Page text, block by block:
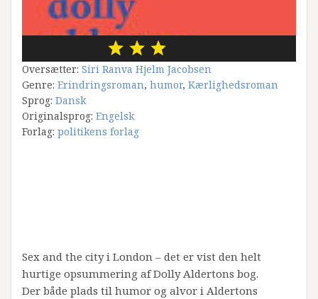
Oversætter: Siri Ranva Hjelm Jacobsen
Genre: Erindringsroman, humor, Kærlighedsroman
Sprog: Dansk
Originalsprog: Engelsk
Forlag: politikens forlag
Sex and the city i London – det er vist den helt
hurtige opsummering af Dolly Aldertons bog.
Der både plads til humor og alvor i Aldertons